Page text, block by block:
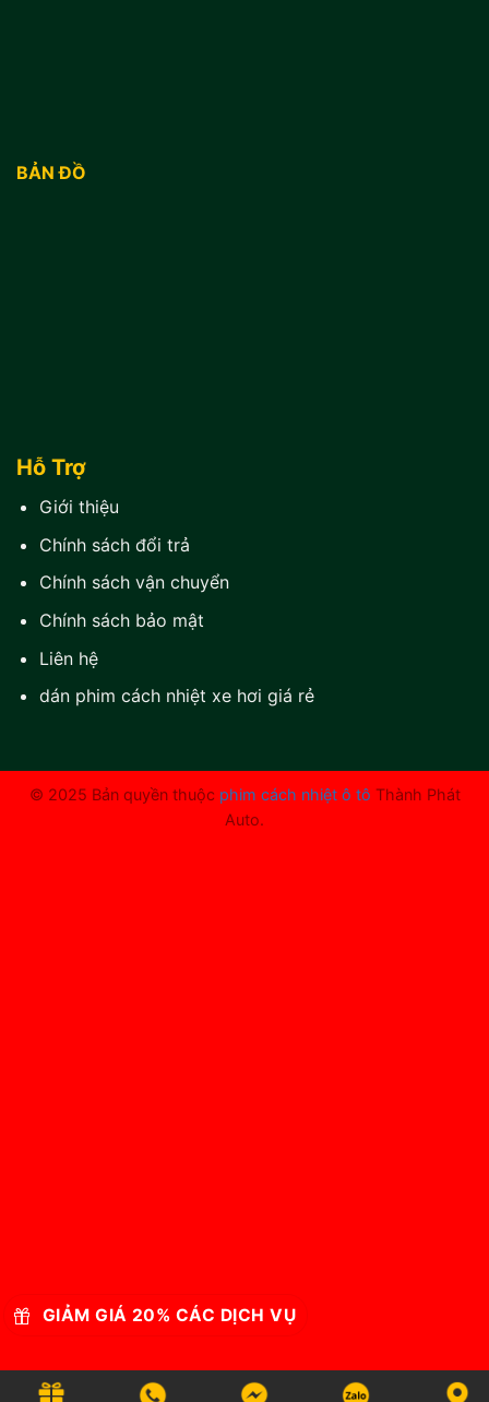
BẢN ĐỒ
Hỗ Trợ
Giới thiệu
Chính sách đổi trả
Chính sách vận chuyển
Chính sách bảo mật
Liên hệ
dán phim cách nhiệt xe hơi giá rẻ
GIẢM GIÁ 20% CÁC DỊCH VỤ
© 2025 Bản quyền thuộc phim cách nhiệt ô tô Thành Phát
Auto.